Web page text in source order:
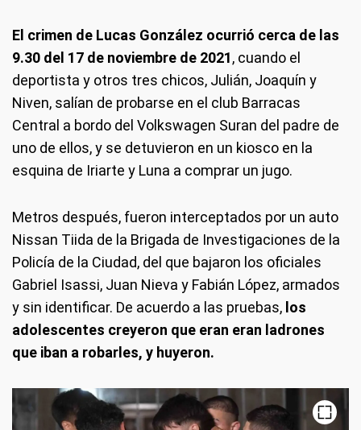
El crimen de Lucas González ocurrió cerca de las
9.30 del 17 de noviembre de 2021, cuando el
deportista y otros tres chicos, Julián, Joaquín y
Niven, salían de probarse en el club Barracas
Central a bordo del Volkswagen Suran del padre de
uno de ellos, y se detuvieron en un kiosco en la
esquina de Iriarte y Luna a comprar un jugo.
Metros después, fueron interceptados por un auto
Nissan Tiida de la Brigada de Investigaciones de la
Policía de la Ciudad, del que bajaron los oficiales
Gabriel Isassi, Juan Nieva y Fabián López, armados
y sin identificar. De acuerdo a las pruebas, los
adolescentes creyeron que eran eran ladrones
que iban a robarles, y huyeron.